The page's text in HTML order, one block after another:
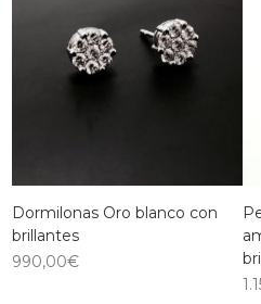
Dormilonas Oro blanco con
brillantes
990,00€